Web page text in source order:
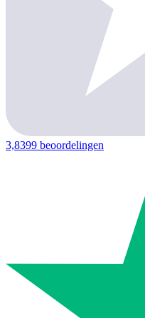
3,8399 beoordelingen